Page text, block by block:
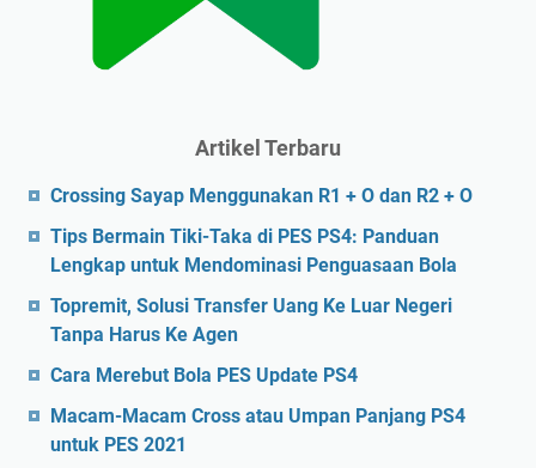
Artikel Terbaru
Crossing Sayap Menggunakan R1 + O dan R2 + O
Tips Bermain Tiki-Taka di PES PS4: Panduan
Lengkap untuk Mendominasi Penguasaan Bola
Topremit, Solusi Transfer Uang Ke Luar Negeri
Tanpa Harus Ke Agen
Cara Merebut Bola PES Update PS4
Macam-Macam Cross atau Umpan Panjang PS4
untuk PES 2021